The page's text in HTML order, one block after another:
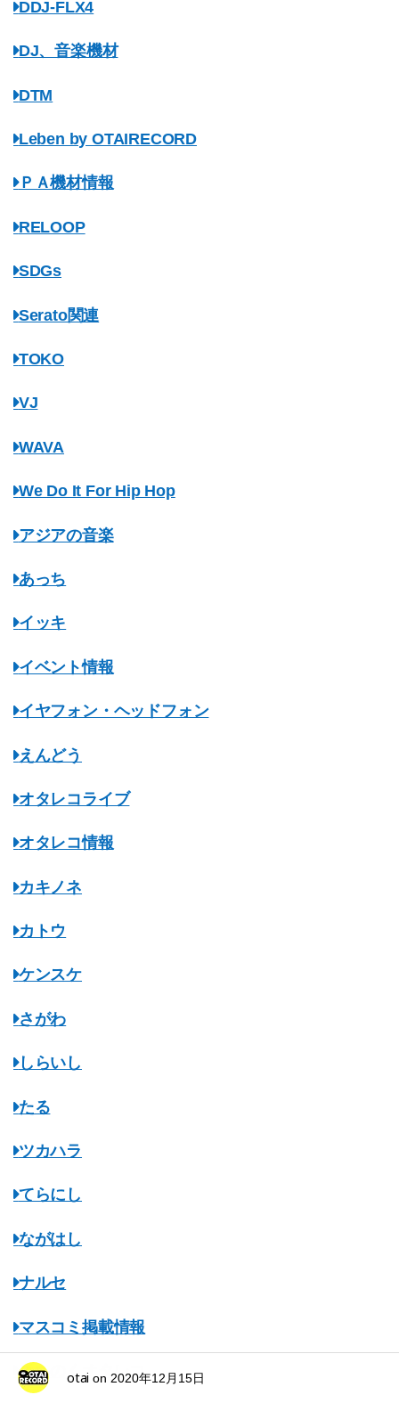
DDJ-FLX4
DJ、音楽機材
DTM
Leben by OTAIRECORD
ＰＡ機材情報
RELOOP
SDGs
Serato関連
TOKO
VJ
WAVA
We Do It For Hip Hop
アジアの音楽
あっち
イッキ
イベント情報
イヤフォン・ヘッドフォン
えんどう
オタレコライブ
オタレコ情報
カキノネ
カトウ
ケンスケ
さがわ
しらいし
たる
ツカハラ
てらにし
ながはし
ナルセ
マスコミ掲載情報
みちのくオタレコ
otai on 2020年12月15日